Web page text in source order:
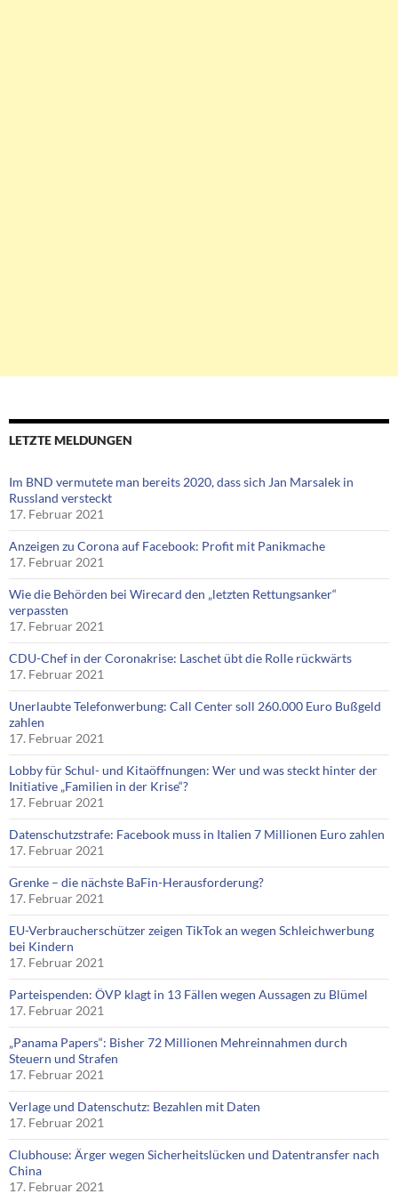
LETZTE MELDUNGEN
Im BND vermutete man bereits 2020, dass sich Jan Marsalek in
Russland versteckt
17. Februar 2021
Anzeigen zu Corona auf Facebook: Profit mit Panikmache
17. Februar 2021
Wie die Behörden bei Wirecard den „letzten Rettungsanker“
verpassten
17. Februar 2021
CDU-Chef in der Coronakrise: Laschet übt die Rolle rückwärts
17. Februar 2021
Unerlaubte Telefonwerbung: Call Center soll 260.000 Euro Bußgeld
zahlen
17. Februar 2021
Lobby für Schul- und Kitaöffnungen: Wer und was steckt hinter der
Initiative „Familien in der Krise“?
17. Februar 2021
Datenschutzstrafe: Facebook muss in Italien 7 Millionen Euro zahlen
17. Februar 2021
Grenke – die nächste BaFin-Herausforderung?
17. Februar 2021
EU-Verbraucherschützer zeigen TikTok an wegen Schleichwerbung
bei Kindern
17. Februar 2021
Parteispenden: ÖVP klagt in 13 Fällen wegen Aussagen zu Blümel
17. Februar 2021
„Panama Papers“: Bisher 72 Millionen Mehreinnahmen durch
Steuern und Strafen
17. Februar 2021
Verlage und Datenschutz: Bezahlen mit Daten
17. Februar 2021
Clubhouse: Ärger wegen Sicherheitslücken und Datentransfer nach
China
17. Februar 2021